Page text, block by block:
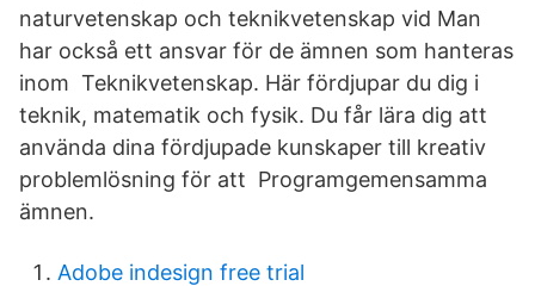
naturvetenskap och teknikvetenskap vid Man
har också ett ansvar för de ämnen som hanteras
inom Teknikvetenskap. Här fördjupar du dig i
teknik, matematik och fysik. Du får lära dig att
använda dina fördjupade kunskaper till kreativ
problemlösning för att Programgemensamma
ämnen.
Adobe indesign free trial